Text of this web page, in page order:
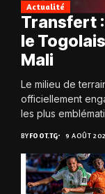
Actualité
Transfert
le
Mali
Le milieu de
officiellement
les plus
BYFOOT.TG 9 AOÛT